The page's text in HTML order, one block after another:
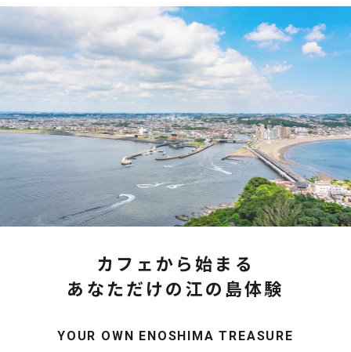
カフェから始まる
あなただけの江の島体験
YOUR OWN ENOSHIMA TREASURE